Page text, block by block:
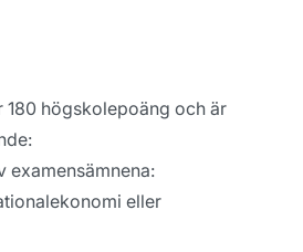
högskolepoäng och är
examensämnena:
eller